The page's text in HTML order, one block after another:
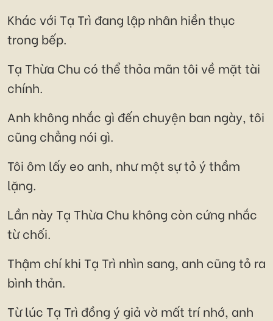
Khác với Tạ Trì đang lập nhân hiền thục
trong bếp.
Tạ Thừa Chu có thể thỏa mãn tôi về mặt tài
chính.
Anh không nhắc gì đến chuyện ban ngày, tôi
cũng chẳng nói gì.
Tôi ôm lấy eo anh, như một sự tỏ ý thầm
lặng.
Lần này Tạ Thừa Chu không còn cứng nhắc
từ chối.
Thậm chí khi Tạ Trì nhìn sang, anh cũng tỏ ra
bình thản.
Từ lúc Tạ Trì đồng ý giả vờ mất trí nhớ, anh